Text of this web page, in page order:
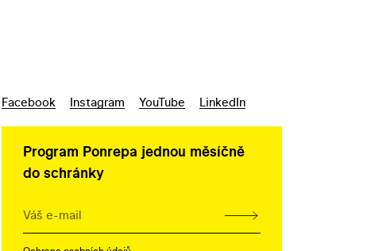
Facebook Instagram YouTube LinkedIn
Program Ponrepa jednou měsíčně
do schránky